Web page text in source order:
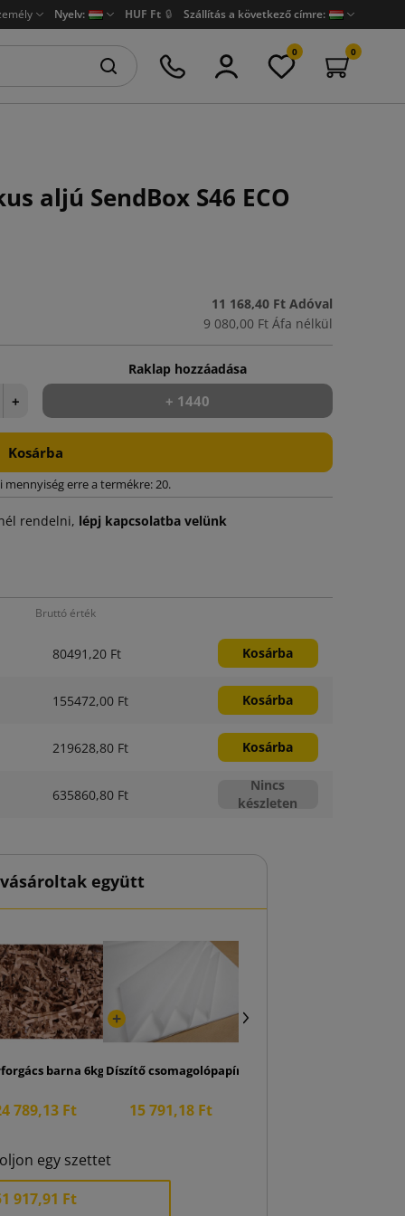
Nyelv: HUF Ft 🔒 Szállítás a következő címre:
0 0
aljú SendBox S46 ECO
11 168,40 Ft Adóval
9 080,00 Ft Áfa nélkül
+
Raklap hozzáadása
+ 1440
Kosárba
mennyiség erre a termékre: 20.
rendelni, lépj kapcsolatba velünk
Bruttó érték
80491,20 Ft Kosárba
155472,00 Ft Kosárba
219628,80 Ft Kosárba
635860,80 Ft
Nincs
készleten
együtt
S46 ECO szállítási doboz
barna 6kg
789,13 Ft
Díszítő csomagolópapírok fehér (240 darabos
15 791,18 Ft
egy szettet
917,91 Ft